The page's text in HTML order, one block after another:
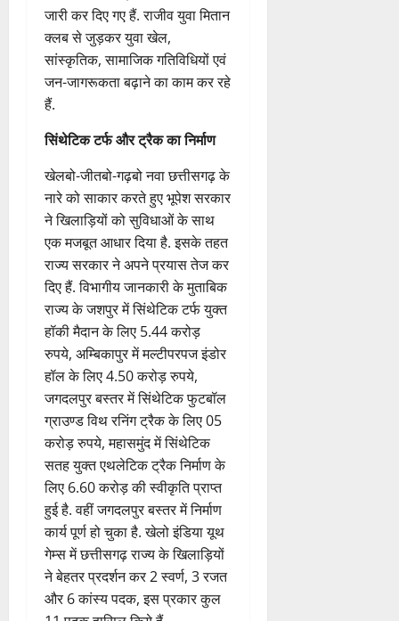
क्लबों का गठन हो चुका है. प्रति क्लब
25 हजार रुपये प्रति तिमाही दिए जाने
का प्रावधान है. वित्तीय वर्ष 2021-22
में 33.325 करोड़ रुपये जिलों को
जारी कर दिए गए हैं. राजीव युवा मितान
क्लब से जुड़कर युवा खेल,
सांस्कृतिक, सामाजिक गतिविधियों एवं
हैं.
सिंथेटिक टर्फ और ट्रैक का निर्माण
खेलबो-जीतबो-गढ़बो नवा छत्तीसगढ़ के
नारे को साकार करते हुए भूपेश सरकार
ने खिलाड़ियों को सुविधाओं के साथ
एक मजबूत आधार दिया है. इसके तहत
राज्य सरकार ने अपने प्रयास तेज कर
दिए हैं. विभागीय जानकारी के मुताबिक
राज्य के जशपुर में सिंथेटिक टर्फ युक्त
हॉकी मैदान के लिए 5.44 करोड़
रुपये, अम्बिकापुर में मल्टीपरपज इंडोर
हॉल के लिए 4.50 करोड़ रुपये,
जगदलपुर बस्तर में सिंथेटिक फुटबॉल
ग्राउण्ड विथ रनिंग ट्रैक के लिए 05
करोड़ रुपये, महासमुंद में सिंथेटिक
सतह युक्त एथलेटिक ट्रैक निर्माण के
लिए 6.60 करोड़ की स्वीकृति प्राप्त
हुई है. वहीं जगदलपुर बस्तर में निर्माण
कार्य पूर्ण हो चुका है. खेलो इंडिया यूथ